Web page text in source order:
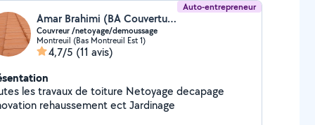
Auto-entrepreneur
Amar Brahimi (BA Couverture)
Couvreur /netoyage/demoussage
Montreuil (Bas Montreuil Est 1)
4,7/5 (11 avis)
les travaux de toiture Netoyage decapage
rehaussement ect Jardinage